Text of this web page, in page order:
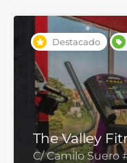
Destacado
The Valley
C/ Camilo Suero